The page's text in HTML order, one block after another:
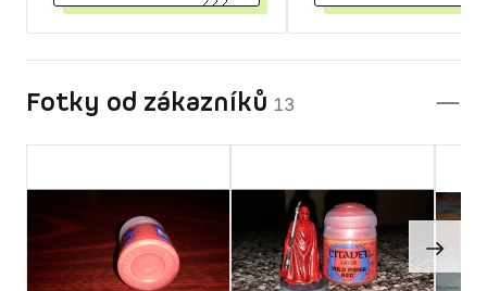
Fotky od zákazníků 13